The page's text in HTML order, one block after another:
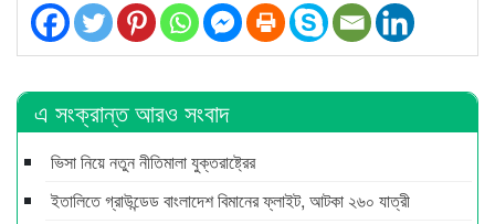
এ সংক্রান্ত আরও সংবাদ
ভিসা নিয়ে নতুন নীতিমালা যুক্তরাষ্ট্রের
ইতালিতে গ্রাউন্ডেড বাংলাদেশ বিমানের ফ্লাইট, আটকা ২৬০ যাত্রী